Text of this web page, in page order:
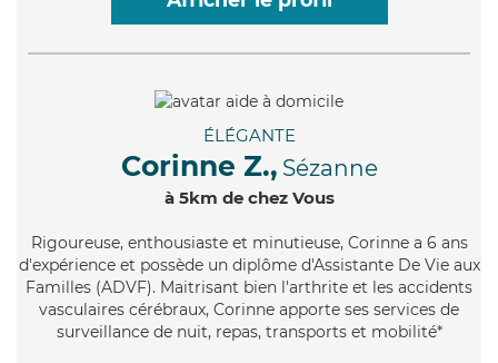
ÉLÉGANTE
Corinne Z., Sézanne
à 5km de chez Vous
Rigoureuse, enthousiaste et minutieuse, Corinne a 6 ans
d'expérience et possède un diplôme d'Assistante De Vie aux
Familles (ADVF). Maitrisant bien l'arthrite et les accidents
vasculaires cérébraux, Corinne apporte ses services de
surveillance de nuit, repas, transports et mobilité*